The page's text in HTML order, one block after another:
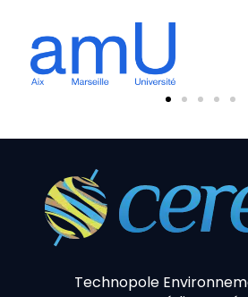
Technopole